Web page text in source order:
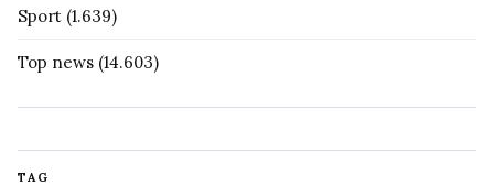
Sport (1.639)
Top news (14.603)
TAG